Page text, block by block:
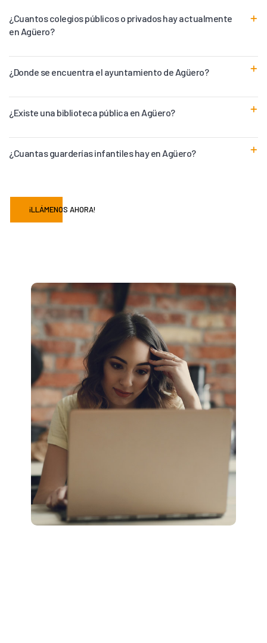
¿Cuantos colegios públicos o privados hay actualmente
en Agüero?
¿Donde se encuentra el ayuntamiento de Agüero?
¿Existe una biblioteca pública en Agüero?
¿Cuantas guarderías infantiles hay en Agüero?
¡LLÁMENOS AHORA!